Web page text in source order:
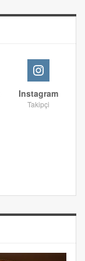
Instagram
Takipçi